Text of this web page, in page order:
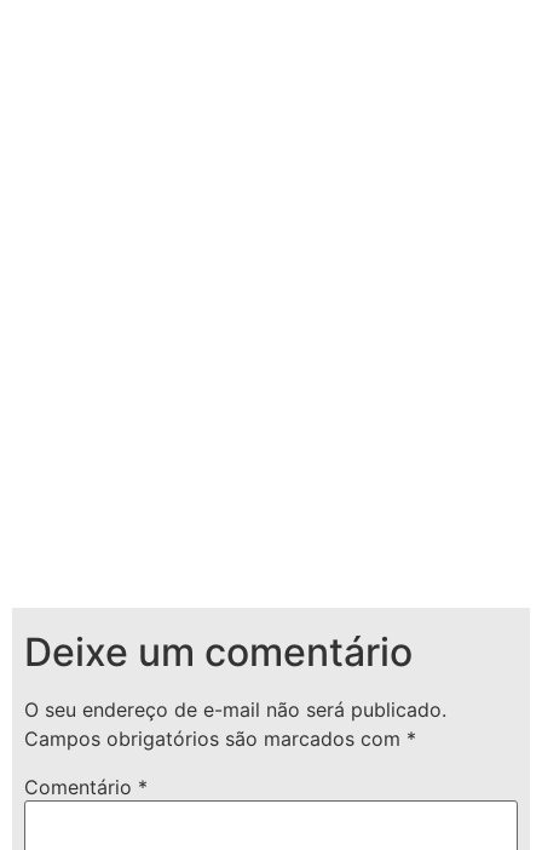
Deixe um comentário
O seu endereço de e-mail não será publicado.
Campos obrigatórios são marcados com *
Comentário *